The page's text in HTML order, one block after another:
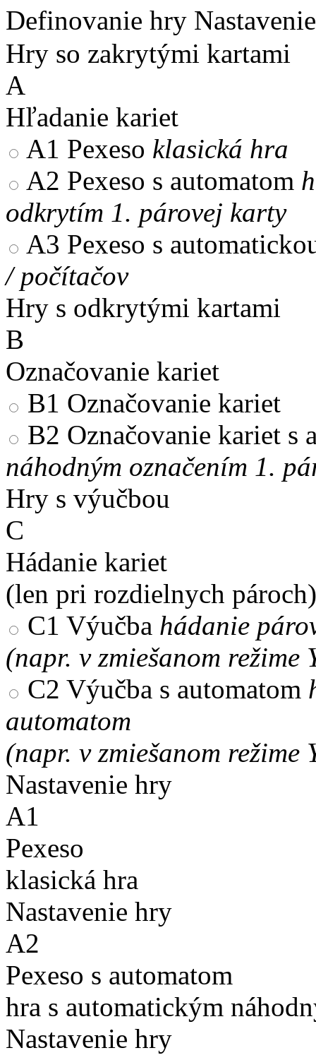
Definovanie hry
Hry so zakrytými kartami
A
Hľadanie kariet
A1 Pexeso klasická hra
A2 Pexeso s automatom
odkrytím 1. párovej karty
A3 Pexeso s
/ počítačov
Hry s odkrytými kartami
B
Označovanie kariet
B1 Označovanie kariet
B2 Označovanie kariet s
náhodným označením 1.
Hry s výučbou
C
Hádanie kariet
(len pri rozdielnych pároch)
C1 Výučba hádanie
(napr. v zmiešanom režime
C2 Výučba s automatom
automatom
(napr. v zmiešanom režime
Nastavenie hry
A1
Pexeso
klasická hra
Nastavenie hry
A2
Pexeso s automatom
hra s automatickým
Nastavenie hry